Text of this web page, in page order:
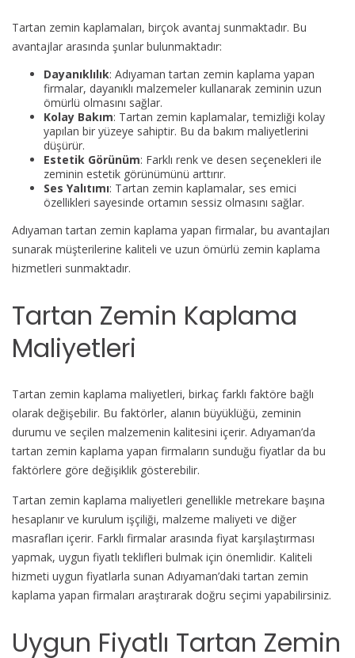
Tartan zemin kaplamaları, birçok avantaj sunmaktadır. Bu
avantajlar arasında şunlar bulunmaktadır:
Dayanıklılık: Adıyaman tartan zemin kaplama yapan
firmalar, dayanıklı malzemeler kullanarak zeminin uzun
ömürlü olmasını sağlar.
Kolay Bakım: Tartan zemin kaplamalar, temizliği kolay
yapılan bir yüzeye sahiptir. Bu da bakım maliyetlerini
düşürür.
Estetik Görünüm: Farklı renk ve desen seçenekleri ile
zeminin estetik görünümünü arttırır.
Ses Yalıtımı: Tartan zemin kaplamalar, ses emici
özellikleri sayesinde ortamın sessiz olmasını sağlar.
Adıyaman tartan zemin kaplama yapan firmalar, bu avantajları
sunarak müşterilerine kaliteli ve uzun ömürlü zemin kaplama
hizmetleri sunmaktadır.
Tartan Zemin Kaplama
Maliyetleri
Tartan zemin kaplama maliyetleri, birkaç farklı faktöre bağlı
olarak değişebilir. Bu faktörler, alanın büyüklüğü, zeminin
durumu ve seçilen malzemenin kalitesini içerir. Adıyaman’da
tartan zemin kaplama yapan firmaların sunduğu fiyatlar da bu
faktörlere göre değişiklik gösterebilir.
Tartan zemin kaplama maliyetleri genellikle metrekare başına
hesaplanır ve kurulum işçiliği, malzeme maliyeti ve diğer
masrafları içerir. Farklı firmalar arasında fiyat karşılaştırması
yapmak, uygun fiyatlı teklifleri bulmak için önemlidir. Kaliteli
hizmeti uygun fiyatlarla sunan Adıyaman’daki tartan zemin
kaplama yapan firmaları araştırarak doğru seçimi yapabilirsiniz.
Uygun Fiyatlı Tartan Zemin